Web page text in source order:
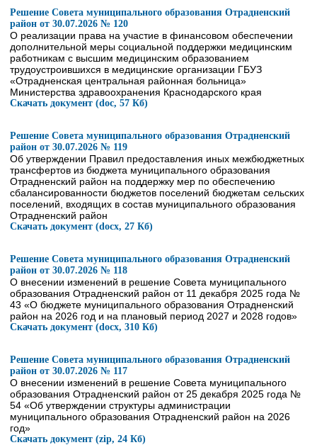
Решение Совета муниципального образования Отрадненский
район от 30.07.2026 № 120
О реализации права на участие в финансовом обеспечении
дополнительной меры социальной поддержки медицинским
работникам с высшим медицинским образованием
трудоустроившихся в медицинские организации ГБУЗ
«Отрадненская центральная районная больница»
Министерства здравоохранения Краснодарского края
Скачать документ (doc, 57 Кб)
Решение Совета муниципального образования Отрадненский
район от 30.07.2026 № 119
Об утверждении Правил предоставления иных межбюджетных
трансфертов из бюджета муниципального образования
Отрадненский район на поддержку мер по обеспечению
сбалансированности бюджетов поселений бюджетам сельских
поселений, входящих в состав муниципального образования
Отрадненский район
Скачать документ (docx, 27 Кб)
Решение Совета муниципального образования Отрадненский
район от 30.07.2026 № 118
О внесении изменений в решение Совета муниципального
образования Отрадненский район от 11 декабря 2025 года №
43 «О бюджете муниципального образования Отрадненский
район на 2026 год и на плановый период 2027 и 2028 годов»
Скачать документ (docx, 310 Кб)
Решение Совета муниципального образования Отрадненский
район от 30.07.2026 № 117
О внесении изменений в решение Совета муниципального
образования Отрадненский район от 25 декабря 2025 года №
54 «Об утверждении структуры администрации
муниципального образования Отрадненский район на 2026
год»
Скачать документ (zip, 24 Кб)